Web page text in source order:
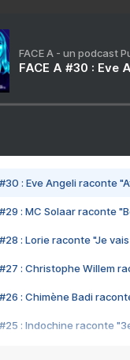
FACE A - un podcast
FACE A #30 : Eve
#30 : Eve Angeli raconte
#29 : MC Solaar raconte
#28 : Lorie raconte "Je
#27 : Christophe Willem
#26 : Chimène Badi
#25 : Indochine raconte